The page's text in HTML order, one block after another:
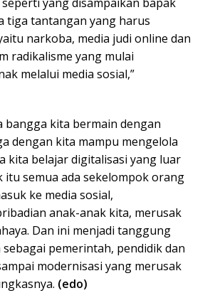
tiga tantangan yang harus
narkoba, media judi online dan
radikalisme yang mulai
melalui media sosial,”
bangga kita bermain dengan
dengan kita mampu mengelola
kita belajar digitalisasi yang luar
itu semua ada sekelompok orang
ke media sosial,
anak-anak kita, merusak
Dan ini menjadi tanggung
pemerintah, pendidik dan
modernisasi yang merusak
(edo)